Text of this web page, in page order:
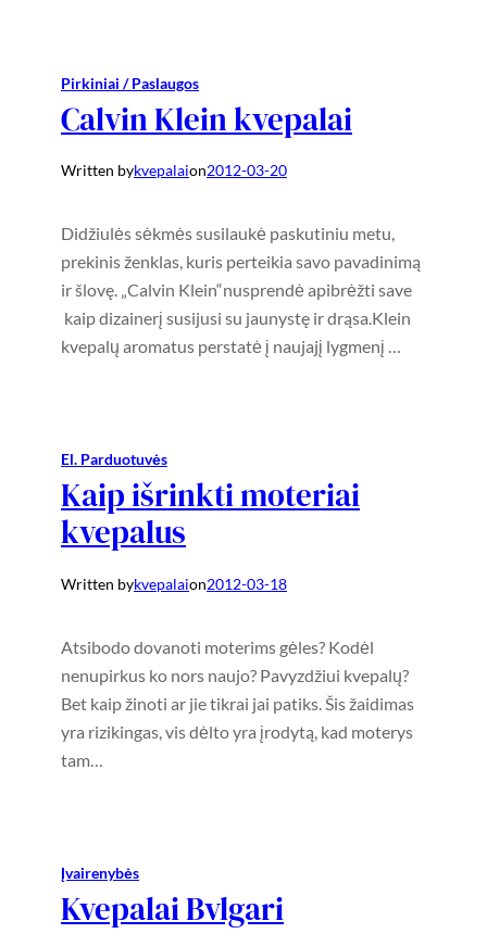
Pirkiniai / Paslaugos
Calvin Klein kvepalai
Written bykvepalaion2012-03-20
Didžiulės sėkmės susilaukė paskutiniu metu,
prekinis ženklas, kuris perteikia savo pavadinimą
ir šlovę. „Calvin Klein“nusprendė apibrėžti save
kaip dizainerį susijusi su jaunystę ir drąsa.Klein
kvepalų aromatus perstatė į naujajį lygmenį …
El. Parduotuvės
Kaip išrinkti moteriai
kvepalus
Written bykvepalaion2012-03-18
Atsibodo dovanoti moterims gėles? Kodėl
nenupirkus ko nors naujo? Pavyzdžiui kvepalų?
Bet kaip žinoti ar jie tikrai jai patiks. Šis žaidimas
yra rizikingas, vis dėlto yra įrodytą, kad moterys
tam…
Įvairenybės
Kvepalai Bvlgari